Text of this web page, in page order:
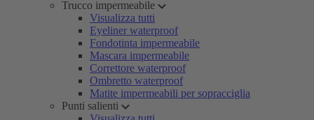
Trucco impermeabile
Visualizza tutti
Eyeliner waterproof
Fondotinta impermeabile
Mascara impermeabile
Correttore waterproof
Ombretto waterproof
Matite impermeabili per sopracciglia
Punti salienti